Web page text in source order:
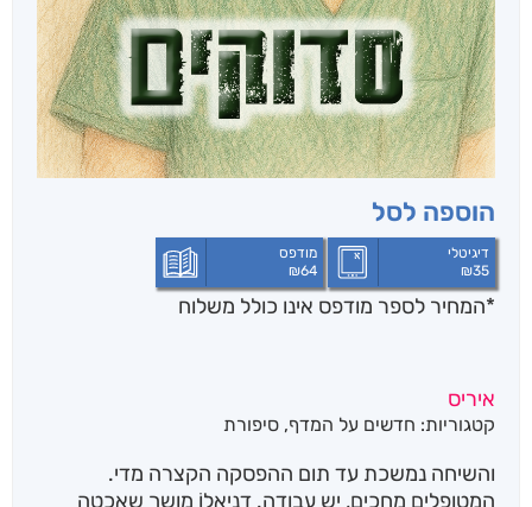
הוספה לסל
דיגיטלי
₪35
מודפס
₪64
*המחיר לספר מודפס אינו כולל משלוח
איריס
קטגוריות: חדשים על המדף, סיפורת
והשיחה נמשכת עד תום ההפסקה הקצרה מדי.
המטופלים מחכים, יש עבודה. דָנִיֵאלוֹ מושך שאכטה